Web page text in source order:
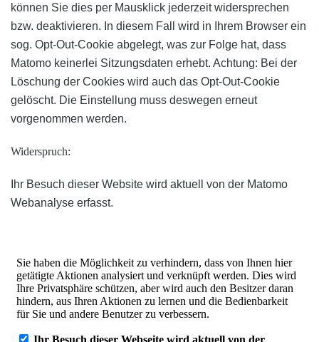
können Sie dies per Mausklick jederzeit widersprechen
bzw. deaktivieren. In diesem Fall wird in Ihrem Browser ein
sog. Opt-Out-Cookie abgelegt, was zur Folge hat, dass
Matomo keinerlei Sitzungsdaten erhebt. Achtung: Bei der
Löschung der Cookies wird auch das Opt-Out-Cookie
gelöscht. Die Einstellung muss deswegen erneut
vorgenommen werden.
Widerspruch:
Ihr Besuch dieser Website wird aktuell von der Matomo
Webanalyse erfasst.